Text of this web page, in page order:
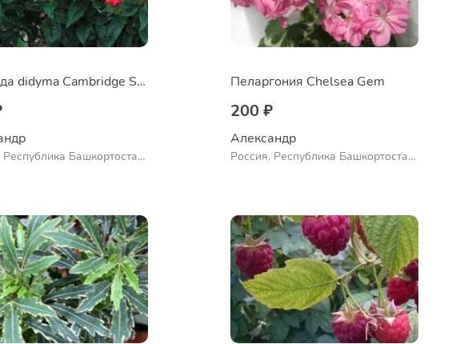
Монарда didyma Cambridge Scarlet
Республика Башкортостан,
Пеларгония Chelsea Gem
200 ₽
Александр
Россия, Республика Башкортостан,